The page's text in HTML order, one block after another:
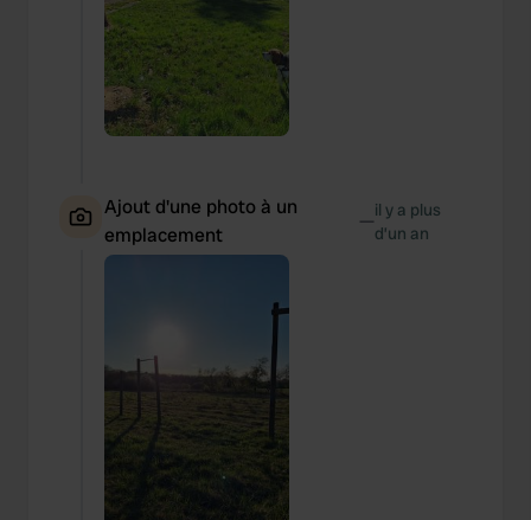
Ajout d'une photo à un
emplacement
—il y a plus
d’un an